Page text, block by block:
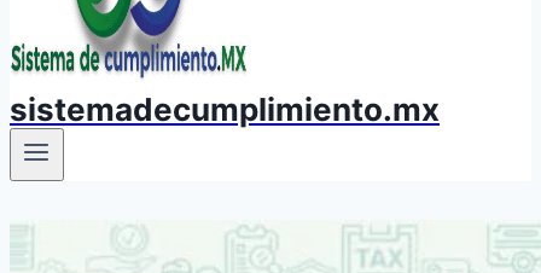
sistemadecumplimiento.mx